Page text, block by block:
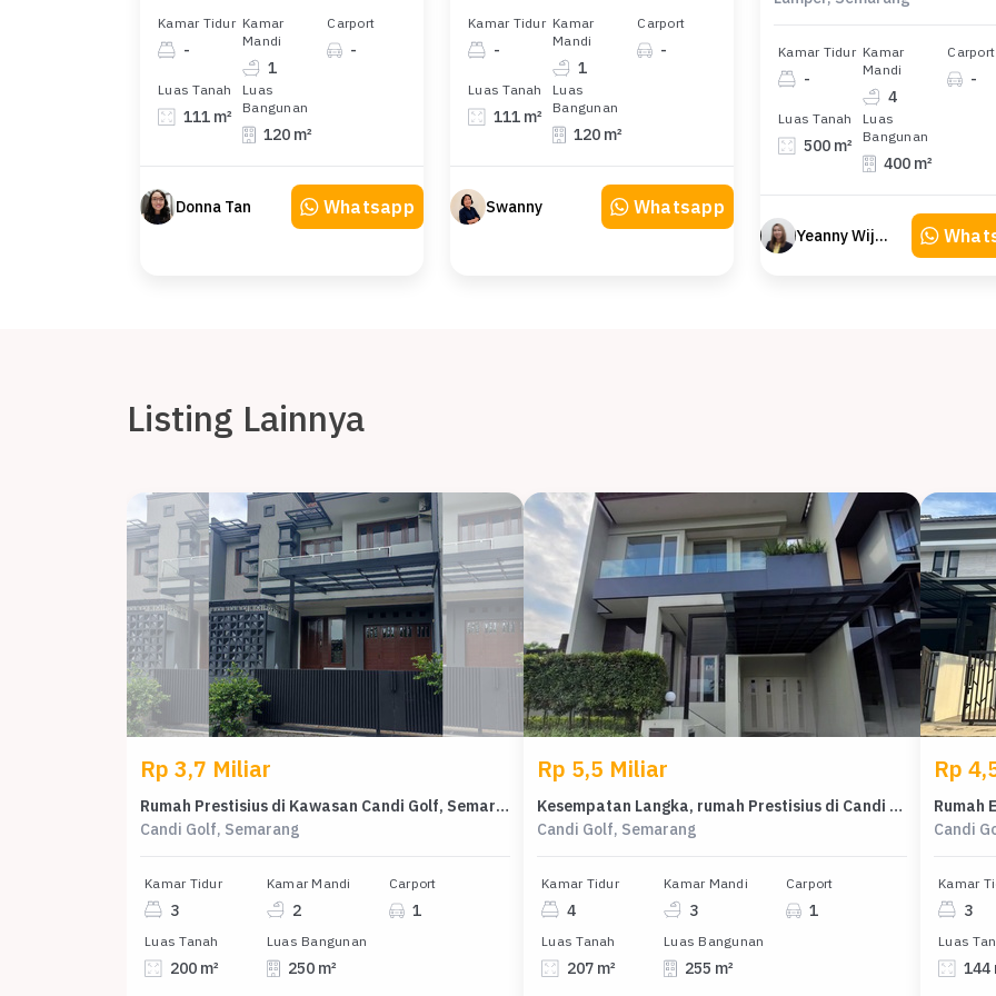
Kamar Tidur
-
Kamar
Mandi
1
Carport
-
Luas Tanah
111 m²
Luas
Bangunan
120 m²
Donna Tan Whatsapp
Kamar Tidur
-
Kamar
Mandi
1
Carport
-
Luas Tanah
111 m²
Luas
Bangunan
120 m²
Swanny Whatsapp
Kamar Tidur
-
Kamar
Mandi
4
Carport
-
Luas Tanah
500 m²
Luas
Bangunan
400 m²
Yeanny Wijaya
Listing Lainnya
Rp 3,7 Miliar
Rumah Prestisius di Kawasan Candi Golf, Semarang, LB 250m², Harga 3,7 Miliar
Candi Golf, Semarang
Kamar Tidur
3
Kamar Mandi
2
Carport
1
Luas Tanah
200 m²
Luas Bangunan
250 m²
Rp 5,5 Miliar
Kesempatan Langka, rumah Prestisius di Candi Golf, Semarang, LB 255m²
Candi Golf, Semarang
Kamar Tidur
4
Kamar Mandi
3
Carport
1
Luas Tanah
207 m²
Luas Bangunan
255 m²
Rp
Candi
Kamar
3
Luas
144